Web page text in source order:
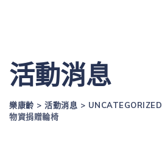
活動消息
樂康齡 > 活動消息 > UNCATEGORIZED
物資捐贈輪椅